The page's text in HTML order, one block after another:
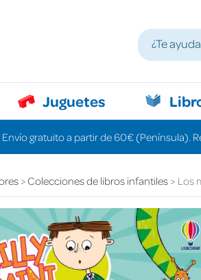
Juguetes
Envío gratuito a partir de 60€ (Península).
Colecciones de libros infantiles Los